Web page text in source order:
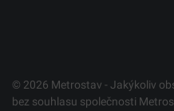
© 2026 Metrostav - Jakýkoliv
bez souhlasu společnosti